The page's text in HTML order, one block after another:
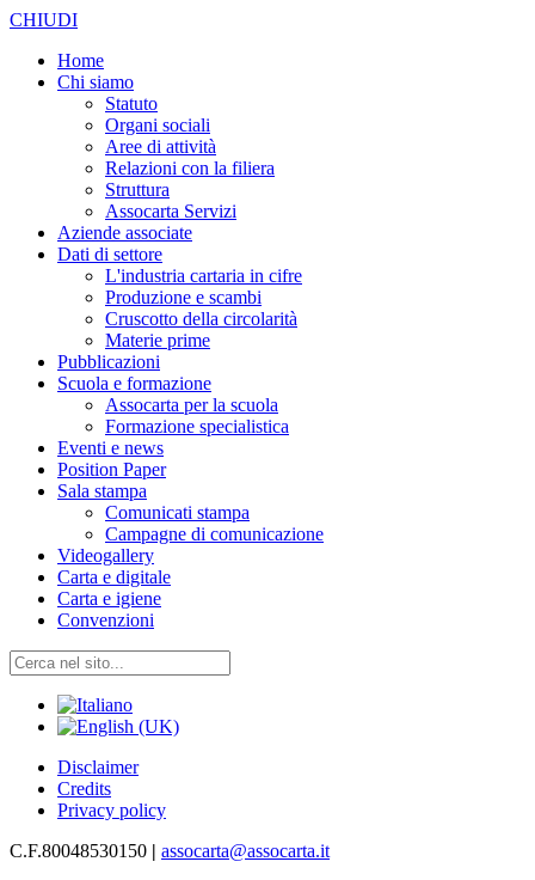
CHIUDI
Home
Chi siamo
Statuto
Organi sociali
Aree di attività
Relazioni con la filiera
Struttura
Assocarta Servizi
Aziende associate
Dati di settore
L'industria cartaria in cifre
Produzione e scambi
Cruscotto della circolarità
Materie prime
Pubblicazioni
Scuola e formazione
Assocarta per la scuola
Formazione specialistica
Eventi e news
Position Paper
Sala stampa
Comunicati stampa
Campagne di comunicazione
Videogallery
Carta e digitale
Carta e igiene
Convenzioni
Disclaimer
Credits
Privacy policy
C.F.80048530150 | assocarta@assocarta.it